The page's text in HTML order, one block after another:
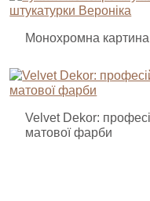
Монохромна картина
Velvet Dekor:
матової фарби